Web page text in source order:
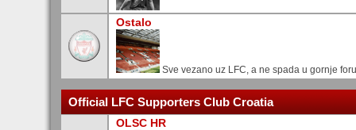
Ostalo
Sve vezano uz LFC, a ne spada u gornje
Official LFC Supporters Club Croatia
OLSC HR